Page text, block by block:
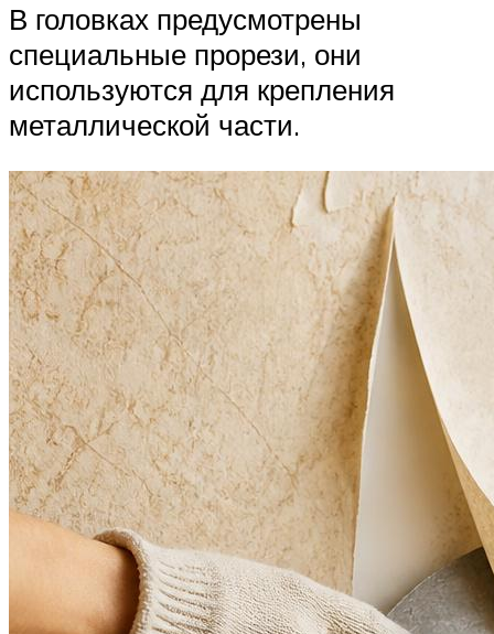
В головках предусмотрены
специальные прорези, они
используются для крепления
металлической части.